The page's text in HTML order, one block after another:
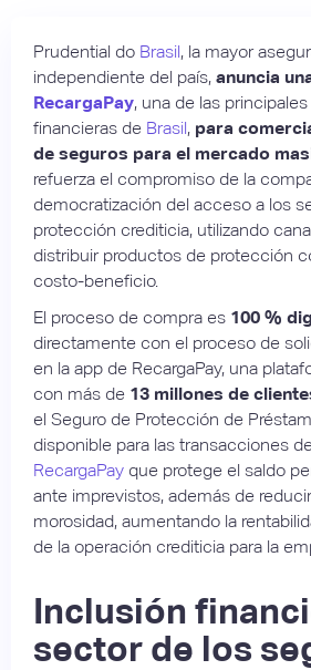
Prudential do Brasil, la mayor
independiente del país, anuncia
RecargaPay, una de las
financieras de Brasil, para
de seguros para el mercado
refuerza el compromiso de la
democratización del acceso a los
protección crediticia, utilizando
distribuir productos de protección
costo-beneficio.
El proceso de compra es 100 %
directamente con el proceso de
en la app de RecargaPay, una
con más de 13 millones de
el Seguro de Protección de
disponible para las transacciones
RecargaPay que protege el saldo
ante imprevistos, además de
morosidad, aumentando la
de la operación crediticia para la
Inclusión
sector de los